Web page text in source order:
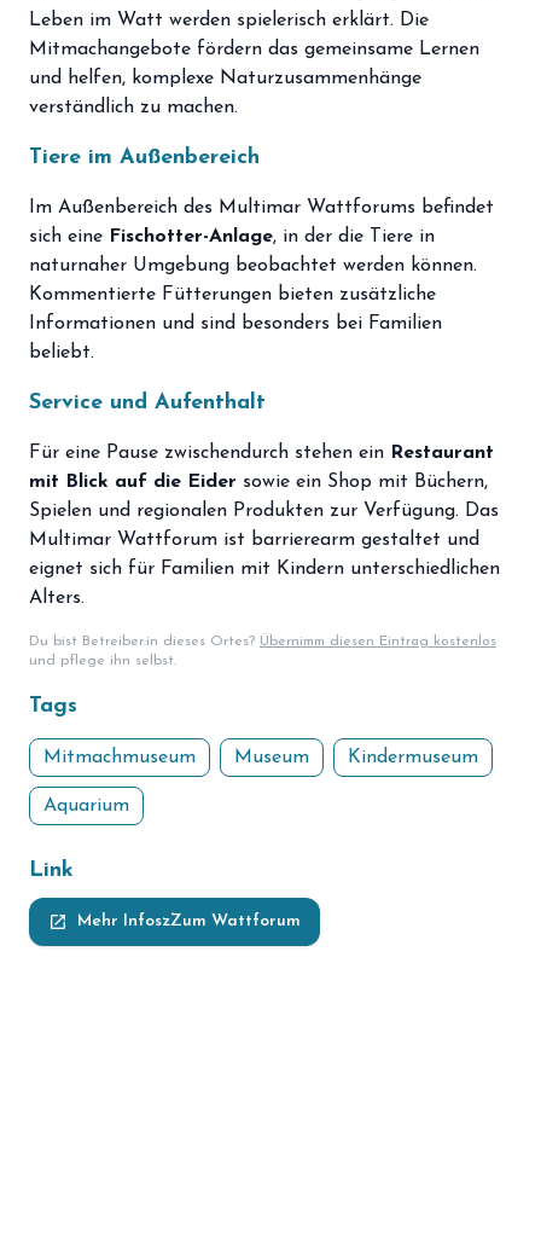
Leben im Watt werden spielerisch erklärt. Die
Mitmachangebote fördern das gemeinsame Lernen
und helfen, komplexe Naturzusammenhänge
verständlich zu machen.
Tiere im Außenbereich
Im Außenbereich des Multimar Wattforums befindet
sich eine Fischotter-Anlage, in der die Tiere in
naturnaher Umgebung beobachtet werden können.
Kommentierte Fütterungen bieten zusätzliche
Informationen und sind besonders bei Familien
beliebt.
Service und Aufenthalt
Für eine Pause zwischendurch stehen ein Restaurant
mit Blick auf die Eider sowie ein Shop mit Büchern,
Spielen und regionalen Produkten zur Verfügung. Das
Multimar Wattforum ist barrierearm gestaltet und
eignet sich für Familien mit Kindern unterschiedlichen
Alters.
Du bist Betreiber:in dieses Ortes? Übernimm diesen Eintrag kostenlos
und pflege ihn selbst.
Tags
Mitmachmuseum Museum Kindermuseum
Aquarium
Link
launch Mehr InfoszZum Wattforum